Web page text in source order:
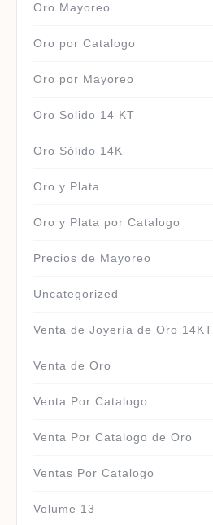
Oro Mayoreo
Oro por Catalogo
Oro por Mayoreo
Oro Solido 14 KT
Oro Sólido 14K
Oro y Plata
Oro y Plata por Catalogo
Precios de Mayoreo
Uncategorized
Venta de Joyería de Oro 14KT
Venta de Oro
Venta Por Catalogo
Venta Por Catalogo de Oro
Ventas Por Catalogo
Volume 13